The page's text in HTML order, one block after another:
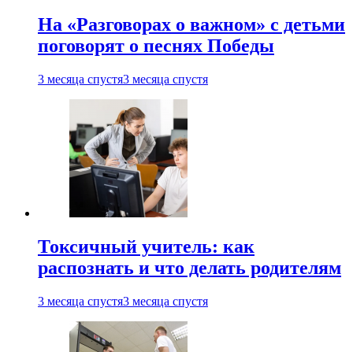
На «Разговорах о важном» с детьми
поговорят о песнях Победы
3 месяца спустя3 месяца спустя
Токсичный учитель: как
распознать и что делать родителям
3 месяца спустя3 месяца спустя